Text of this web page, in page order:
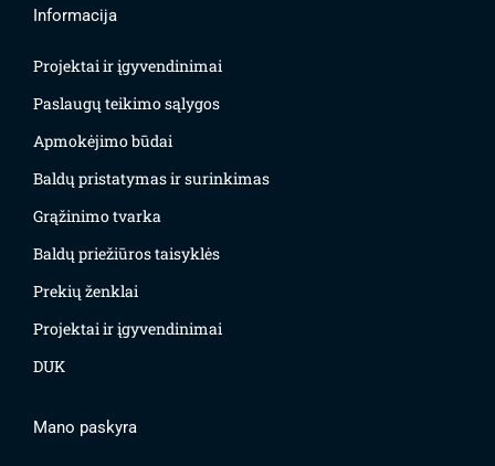
Informacija
Projektai ir įgyvendinimai
Paslaugų teikimo sąlygos
Apmokėjimo būdai
Baldų pristatymas ir surinkimas
Grąžinimo tvarka
Baldų priežiūros taisyklės
Prekių ženklai
Projektai ir įgyvendinimai
DUK
Mano paskyra